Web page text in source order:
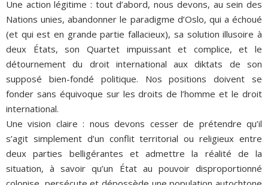
Une action légitime : tout d’abord, nous devons, au sein des
Nations unies, abandonner le paradigme d’Oslo, qui a échoué
(et qui est en grande partie fallacieux), sa solution illusoire à
deux États, son Quartet impuissant et complice, et le
détournement du droit international aux diktats de son
supposé bien-fondé politique. Nos positions doivent se
fonder sans équivoque sur les droits de l’homme et le droit
international.
Une vision claire : nous devons cesser de prétendre qu’il
s’agit simplement d’un conflit territorial ou religieux entre
deux parties belligérantes et admettre la réalité de la
situation, à savoir qu’un État au pouvoir disproportionné